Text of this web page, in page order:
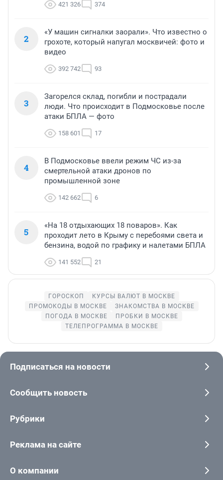
421 326 374
2
«У машин сигналки заорали». Что известно о
грохоте, который напугал москвичей: фото и
видео
392 742 93
3
Загорелся склад, погибли и пострадали
люди. Что происходит в Подмосковье после
атаки БПЛА — фото
158 601 17
4
В Подмосковье ввели режим ЧС из-за
смертельной атаки дронов по
промышленной зоне
142 662 6
5
«На 18 отдыхающих 18 поваров». Как
проходит лето в Крыму с перебоями света и
бензина, водой по графику и налетами БПЛА
141 552 21
ГОРОСКОП
КУРСЫ ВАЛЮТ В МОСКВЕ
ПРОМОКОДЫ В МОСКВЕ
ЗНАКОМСТВА В МОСКВЕ
ПОГОДА В МОСКВЕ
ПРОБКИ В МОСКВЕ
ТЕЛЕПРОГРАММА В МОСКВЕ
Подписаться на новости
Сообщить новость
Рубрики
Реклама на сайте
О компании